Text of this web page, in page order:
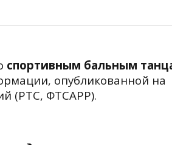
спортивным бальным
опубликованной на
(РТС, ФТСАРР).